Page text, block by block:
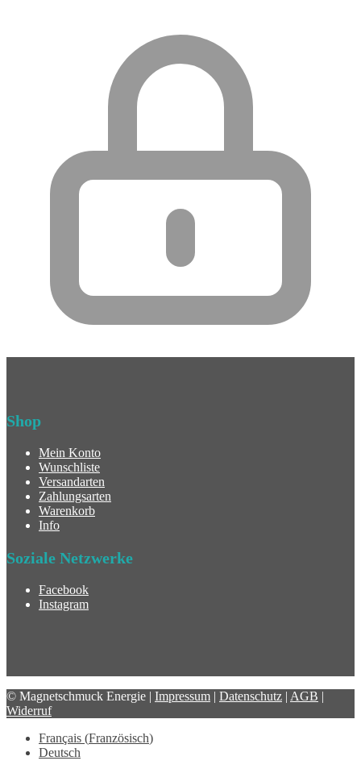
Shop
Mein Konto
Wunschliste
Versandarten
Zahlungsarten
Warenkorb
Info
Soziale Netzwerke
Facebook
Instagram
© Magnetschmuck Energie | Impressum | Datenschutz | AGB |
Widerruf
Français (Französisch)
Deutsch